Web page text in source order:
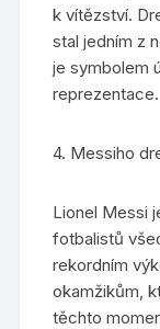
k vítězství.
stal jedním z
je symbolem
reprezentace.
4. Messiho
Lionel Messi
fotbalistů
rekordním
okamžikům,
těchto